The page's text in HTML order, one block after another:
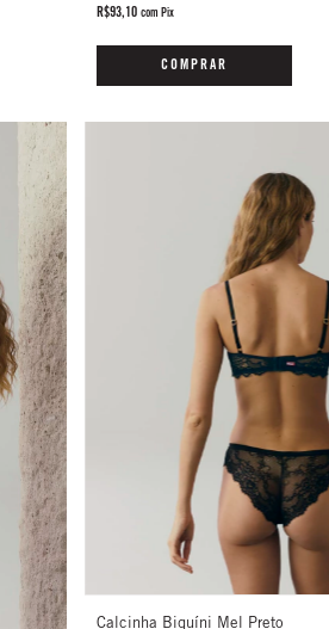
R$93,10com Pix
COMPRAR
Calcinha Biquíni Mel Preto